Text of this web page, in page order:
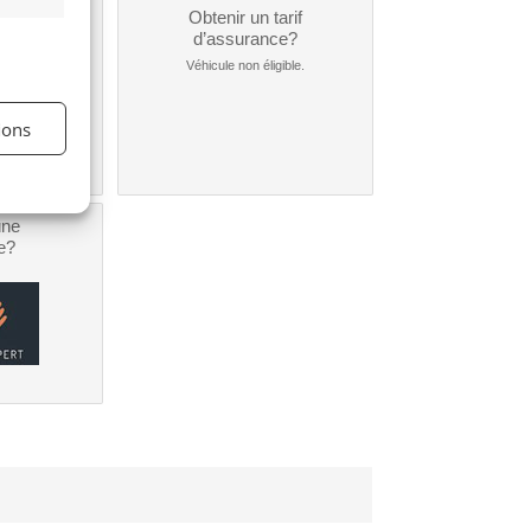
Obtenir un tarif
d’assurance?
Véhicule non éligible.